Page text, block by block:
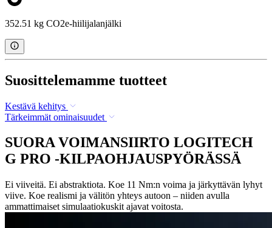
352.51 kg CO2e-hiilijalanjälki
Suosittelemamme tuotteet
Kestävä kehitys
Tärkeimmät ominaisuudet
SUORA VOIMANSIIRTO LOGITECH
G PRO -KILPAOHJAUSPYÖRÄSSÄ
Ei viiveitä. Ei abstraktiota. Koe 11 Nm:n voima ja järkyttävän lyhyt
viive. Koe realismi ja välitön yhteys autoon – niiden avulla
ammattimaiset simulaatiokuskit ajavat voitosta.